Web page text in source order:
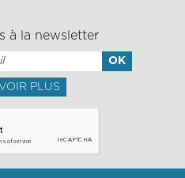
à la newsletter
PLUS